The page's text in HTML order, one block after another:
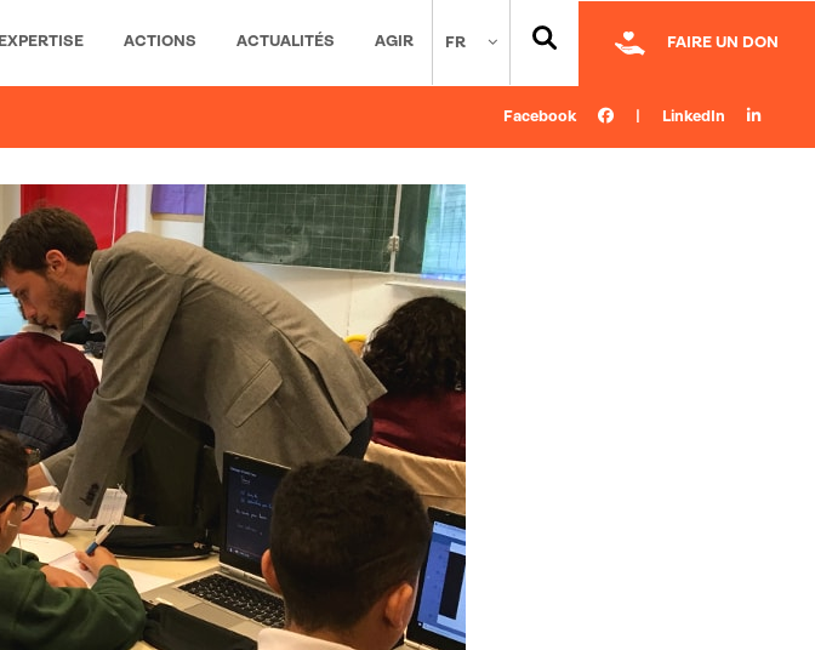
FR FAIRE UN DON
EXPERTISE ACTIONS ACTUALITÉS AGIR
Facebook LinkedIn